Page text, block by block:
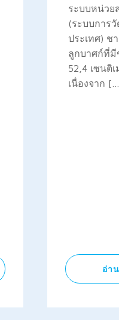
ระบบหน่วย
(ระบบการวั
ประเทศ) ช
ลูกบาศก์ที่
52,4 เซนติ
เนื่องจาก
อ่า